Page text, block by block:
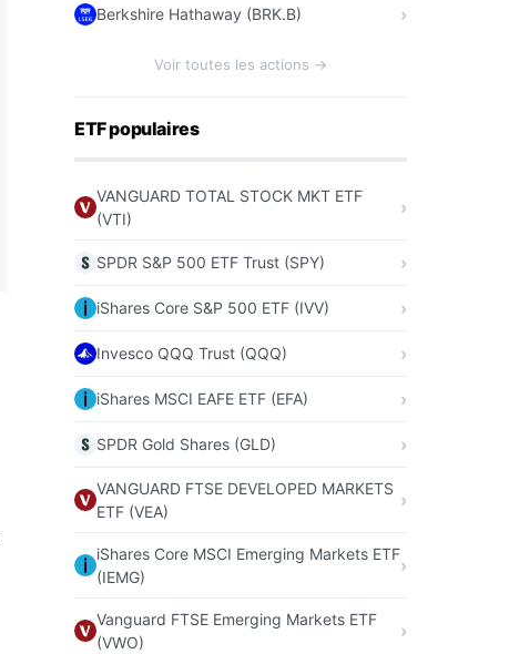
Berkshire Hathaway (BRK.B)
Voir toutes les actions →
ETF populaires
VANGUARD TOTAL STOCK MKT ETF
(VTI)
SPDR S&P 500 ETF Trust (SPY)
iShares Core S&P 500 ETF (IVV)
Invesco QQQ Trust (QQQ)
iShares MSCI EAFE ETF (EFA)
SPDR Gold Shares (GLD)
VANGUARD FTSE DEVELOPED MARKETS
ETF (VEA)
iShares Core MSCI Emerging Markets ETF
(IEMG)
Vanguard FTSE Emerging Markets ETF
(VWO)